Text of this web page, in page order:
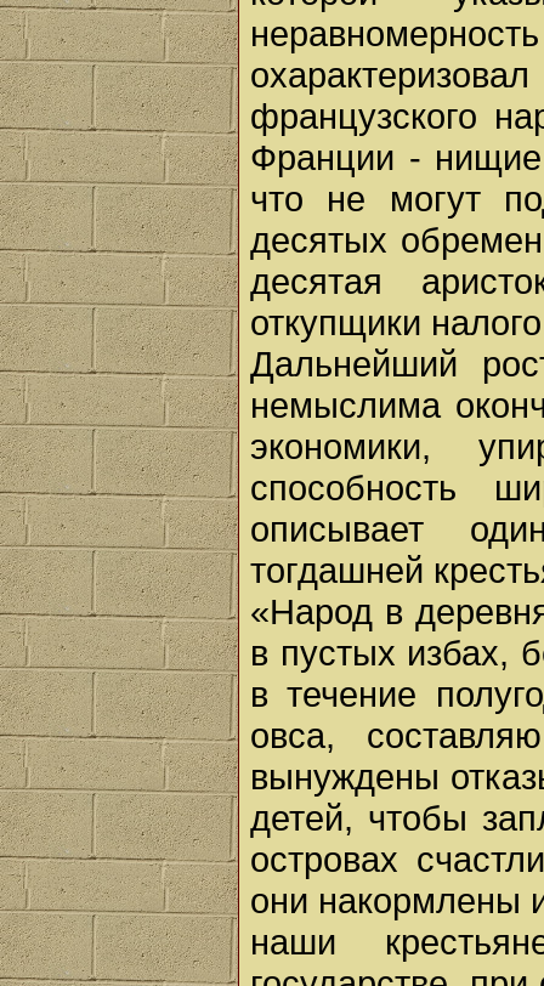
французского
Франции -
что не могут
десятых
десятая
откупщики
Дальнейший
немыслима
экономики,
способность
описывает
тогдашней
«Народ в
в пустых избах,
в течение
овса,
вынуждены
детей, чтобы
островах
они накормлены
наши